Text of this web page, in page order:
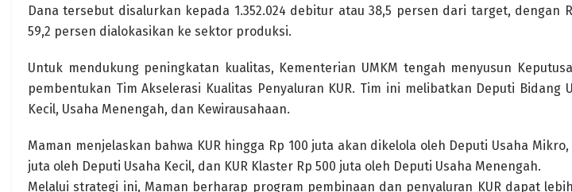
Dana tersebut disalurkan kepada 1.352.024 debitur atau 38,5 persen dari target, dengan
59,2 persen dialokasikan ke sektor produksi.
Untuk mendukung peningkatan kualitas, Kementerian UMKM tengah menyusun
pembentukan Tim Akselerasi Kualitas Penyaluran KUR. Tim ini melibatkan Deputi Bidang
Kecil, Usaha Menengah, dan Kewirausahaan.
Maman menjelaskan bahwa KUR hingga Rp 100 juta akan dikelola oleh Deputi Usaha Mikro,
juta oleh Deputi Usaha Kecil, dan KUR Klaster Rp 500 juta oleh Deputi Usaha Menengah.
Melalui strategi ini, Maman berharap program pembinaan dan penyaluran KUR dapat